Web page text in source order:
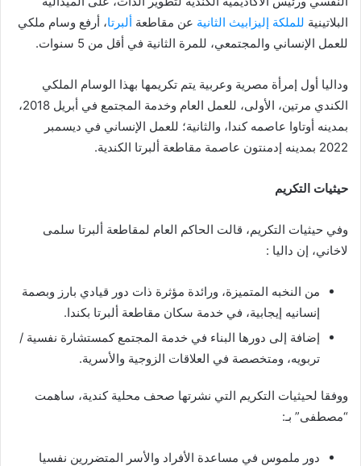
البلاتينية للملكة إليزابيث الثانية عن مقاطعة ألبرتا، أرفع وسام ملكي
للعمل الإنساني والمجتمعي، للمرة الثانية في أقل من 5 سنوات.
وداليا أول إمرأة مصرية وعربية يتم تكريمها بهذا الوسام الملكي
الكندي مرتين، الأولى، للعمل العام وخدمة المجتمع في أبريل 2018،
بمدينه أوتاوا عاصمه كندا، والثانية؛ للعمل الإنساني في ديسمبر
2022 بمدينه إدمنتون عاصمة مقاطعة ألبرتا الكندية.
حيثيات التكريم
وفي حيثيات التكريم، قالت الحاكم العام لمقاطعة ألبرتا سلمى
لاخاني، إن داليا :
من النخبه المتميزة، ورائدة مؤثرة ذات دور قيادي بارز وبصمة
إنسانيه إيجابية، في خدمة سكان مقاطعة ألبرتا بكندا.
إضافة إلى دورها البناء في خدمة المجتمع كمستشارة نفسية /
تربويه، ومتخصصة في العلاقات الزوجية والأسرية.
ووفقا لحيثيات التكريم التي نشرتها صحف محلية كندية، ساهمت
“مصطفى” بـ:
دور ملموس في مساعدة الأفراد والأسر المتضررين نفسيا